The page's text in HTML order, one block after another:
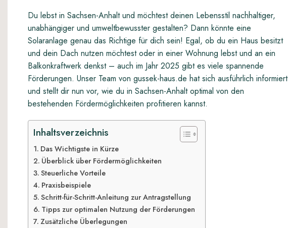
Du lebst in Sachsen-Anhalt und möchtest deinen Lebensstil nachhaltiger,
unabhängiger und umweltbewusster gestalten? Dann könnte eine
Solaranlage genau das Richtige für dich sein! Egal, ob du ein Haus besitzt
und dein Dach nutzen möchtest oder in einer Wohnung lebst und an ein
Balkonkraftwerk denkst – auch im Jahr 2025 gibt es viele spannende
Förderungen. Unser Team von gussek-haus.de hat sich ausführlich informiert
und stellt dir nun vor, wie du in Sachsen-Anhalt optimal von den
bestehenden Fördermöglichkeiten profitieren kannst.
Inhaltsverzeichnis
Das Wichtigste in Kürze
Überblick über Fördermöglichkeiten
Steuerliche Vorteile
Praxisbeispiele
Schritt-für-Schritt-Anleitung zur Antragstellung
Tipps zur optimalen Nutzung der Förderungen
Zusätzliche Überlegungen